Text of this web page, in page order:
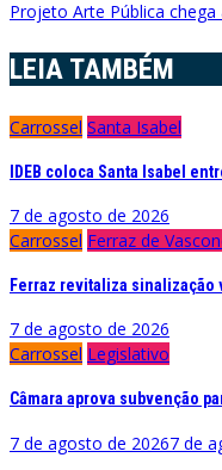
de
Post
Projeto Arte Pública
LEIA TAMBÉM
Carrossel Santa Isabel
IDEB coloca Santa Isabel
7 de agosto de 2026
Carrossel Ferraz de
Ferraz revitaliza sinalização
7 de agosto de 2026
Carrossel Legislativo
Câmara aprova subvenção
7 de agosto de 20267 de